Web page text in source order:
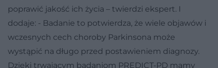
poprawić jakość ich życia – twierdzi ekspert. I
dodaje: - Badanie to potwierdza, że ​​wiele objawów i
wczesnych cech choroby Parkinsona może
wystąpić na długo przed postawieniem diagnozy.
Dzięki trwającym badaniom PREDICT-PD mamy